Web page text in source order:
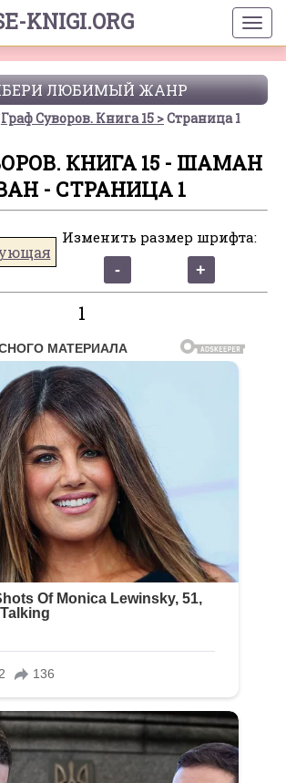
KNIGI.ORG
ЛЮБИМЫЙ ЖАНР
Граф Суворов. Книга 15 Страница 1
КНИГА 15 - ШАМАН
- СТРАНИЦА 1
Изменить размер шрифта:
1